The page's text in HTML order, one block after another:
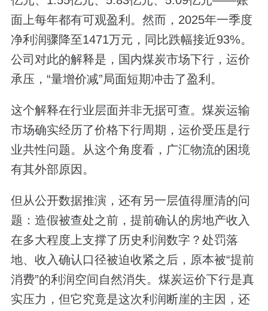
面上每年都有可观盈利。然而，2025年一季度
净利润骤降至1471万元，同比跌幅接近93%。
公司对此的解释是，国内煤炭市场下行，运价
承压，“量增价减”局面短期冲击了盈利。
这个解释在行业层面并非无据可查。煤炭运输
市场确实经历了价格下行周期，运价受压是行
业共性问题。从这个角度看，广汇物流的困境
有其外部原因。
但从公开数据推演，还有另一层值得厘清的问
题：造假被查处之前，提前确认的房地产收入
在多大程度上支撑了历史利润数字？处罚落
地、收入确认口径被迫收紧之后，原本被“提前
消费”的利润空间自然消失。煤炭运价下行是真
实压力，但它究竟是这次利润断崖的主因，还